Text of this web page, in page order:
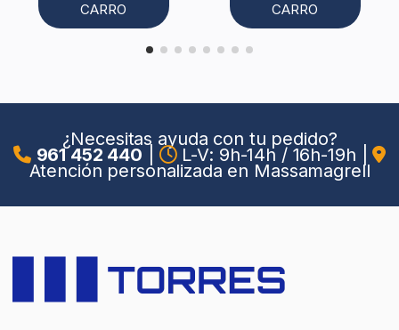
CARRO
CARRO
¿Necesitas ayuda con tu pedido?
961 452 440 L-V: 9h-14h / 16h-19h
Atención personalizada en Massamagrell